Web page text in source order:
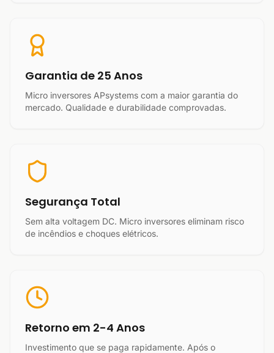
Garantia de 25 Anos
Micro inversores APsystems com a maior garantia do
mercado. Qualidade e durabilidade comprovadas.
Segurança Total
Sem alta voltagem DC. Micro inversores eliminam risco
de incêndios e choques elétricos.
Retorno em 2-4 Anos
Investimento que se paga rapidamente. Após o